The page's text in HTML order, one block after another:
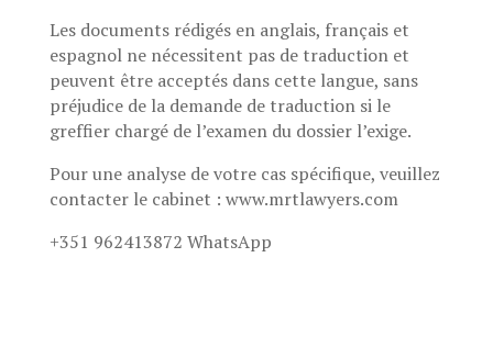
Les documents rédigés en anglais, français et
espagnol ne nécessitent pas de traduction et
peuvent être acceptés dans cette langue, sans
préjudice de la demande de traduction si le
greffier chargé de l’examen du dossier l’exige.
Pour une analyse de votre cas spécifique, veuillez
contacter le cabinet : www.mrtlawyers.com
+351 962413872 WhatsApp